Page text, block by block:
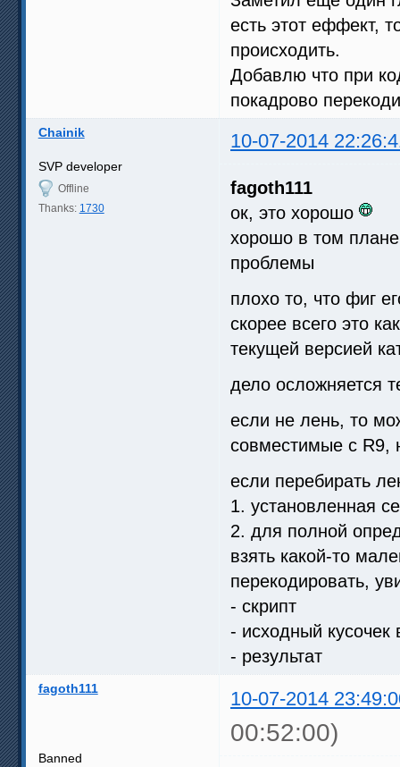
есть этот еффект,
происходить.
Добавлю что при
покадрово
Chainik 10-07-2014
SVP developer
Offline
Thanks: 1730
fagoth111
ок, это хорошо
хорошо в том
проблемы
плохо то, что фиг
скорее всего это
текущей версией
дело осложняется
если не лень, то
совместимые с R9,
если перебирать
1. установленная
2. для полной
взять какой-то
перекодировать,
- скрипт
- исходный кусочек
- результат
fagoth111 10-07-2014
00:52:00)
Banned